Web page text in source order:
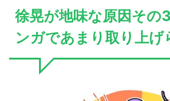
徐晃が地味な原因その
ンガであまり取り上げ